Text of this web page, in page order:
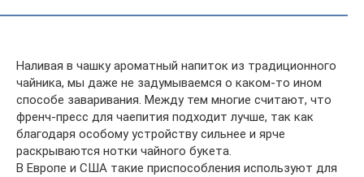
Наливая в чашку ароматный напиток из традиционного
чайника, мы даже не задумываемся о каком-то ином
способе заваривания. Между тем многие считают, что
френч-пресс для чаепития подходит лучше, так как
благодаря особому устройству сильнее и ярче
раскрываются нотки чайного букета.
В Европе и США такие приспособления используют для